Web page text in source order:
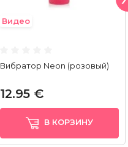
Видео
Вибратор Neon (розовый)
12.95 €
В КОРЗИНУ